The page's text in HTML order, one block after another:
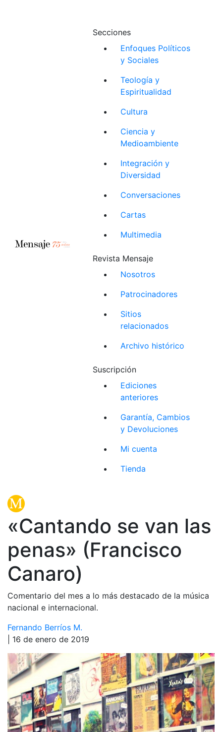
Secciones
Enfoques Políticos
y Sociales
Teología y
Espiritualidad
Cultura
Ciencia y
Medioambiente
Integración y
Diversidad
Conversaciones
Cartas
Multimedia
Revista Mensaje
Nosotros
Patrocinadores
Sitios
relacionados
Archivo histórico
Suscripción
Ediciones
anteriores
Garantía, Cambios
y Devoluciones
Mi cuenta
Tienda
«Cantando se van las
penas» (Francisco
Canaro)
Comentario del mes a lo más destacado de la música
nacional e internacional.
Fernando Berríos M.
| 16 de enero de 2019